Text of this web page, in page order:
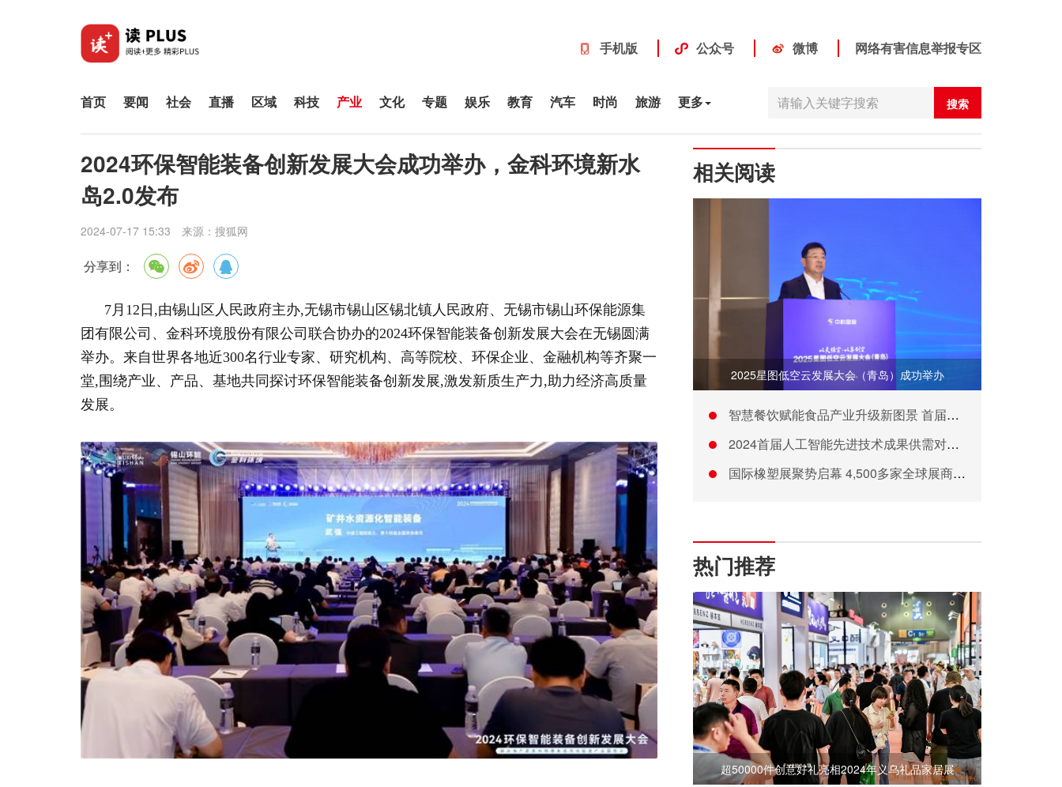
手机版 公众号 微博 网络有害信息举报专区
首页 要闻 社会 直播 区域 科技 产业 文化 专题 娱乐 教育 汽车 时尚 旅游 更多 搜索
2024环保智能装备创新发展大会成功举办，金科环境新水
岛2.0发布
2024-07-17 15:33 来源： 搜狐网
分享到：
7月12日,由锡山区人民政府主办,无锡市锡山区锡北镇人民政府、无锡市锡山环保能源集
团有限公司、金科环境股份有限公司联合协办的2024环保智能装备创新发展大会在无锡圆满
举办。来自世界各地近300名行业专家、研究机构、高等院校、环保企业、金融机构等齐聚一
堂,围绕产业、产品、基地共同探讨环保智能装备创新发展,激发新质生产力,助力经济高质量
发展。
相关阅读
2025星图低空云发展大会（青岛）成功举办
智慧餐饮赋能食品产业升级新图景 首届中国炒菜机器人大赛暨首都
2024首届人工智能先进技术成果供需对接大会将于7月26—2
国际橡塑展聚势启幕 4,500多家全球展商闪耀创新主场
热门推荐
超50000件创意好礼亮相2024年义乌礼品家居展